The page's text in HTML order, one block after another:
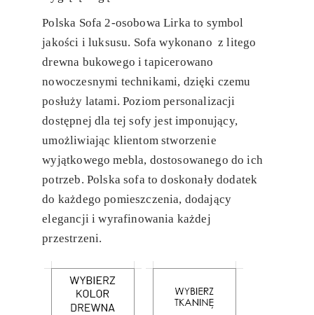
Polska Sofa 2-osobowa Lirka to symbol
jakości i luksusu. Sofa wykonano z litego
drewna bukowego i tapicerowano
nowoczesnymi technikami, dzięki czemu
posłuży latami. Poziom personalizacji
dostępnej dla tej sofy jest imponujący,
umożliwiając klientom stworzenie
wyjątkowego mebla, dostosowanego do ich
potrzeb. Polska sofa to doskonały dodatek
do każdego pomieszczenia, dodający
elegancji i wyrafinowania każdej
przestrzeni.